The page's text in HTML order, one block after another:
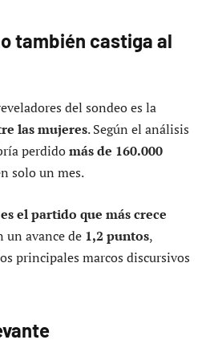
también castiga al
del sondeo es la
las mujeres. Según el análisis
perdidomás de 160.000
solo un mes.
el partido que más crece
un avance de 1,2 puntos,
principales marcos discursivos